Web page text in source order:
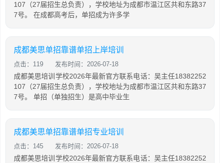
107（27届招生总负责），学校地址为成都市温江区共和东路37
7号。 在成都高考后，单招成为许多学
成都美思单招靠谱单招上岸培训
点击：119 发布时间：2026-07-18
成都美思培训学校2026年最新官方联系电话：吴主任18382252
107（27届招生总负责），学校地址为成都市温江区共和东路37
7号。 单招（单独招生）是高中毕业生
成都美思单招靠谱单招专业培训
点击：145 发布时间：2026-07-18
成都美思培训学校2026年最新官方联系电话：吴主任18382252